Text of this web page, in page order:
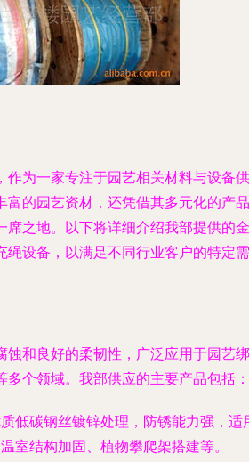
作为一家专注于园艺相关材料与设备供
富的园艺资材，还凭借其多元化的产品
席之地。以下将详细介绍我部提供的金
绳设备，以满足不同行业客户的特定需
蚀和良好的柔韧性，广泛应用于园艺绑
多个领域。我部供应的主要产品包括：
质低碳钢丝镀锌处理，防锈能力强，适
室结构加固、植物攀爬架搭建等。